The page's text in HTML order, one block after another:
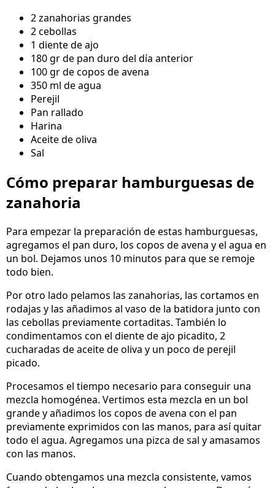
2 zanahorias grandes
2 cebollas
1 diente de ajo
180 gr de pan duro del día anterior
100 gr de copos de avena
350 ml de agua
Perejil
Pan rallado
Harina
Aceite de oliva
Sal
Cómo preparar hamburguesas de
zanahoria
Para empezar la preparación de estas hamburguesas,
agregamos el pan duro, los copos de avena y el agua en
un bol. Dejamos unos 10 minutos para que se remoje
todo bien.
Por otro lado pelamos las zanahorias, las cortamos en
rodajas y las añadimos al vaso de la batidora junto con
las cebollas previamente cortaditas. También lo
condimentamos con el diente de ajo picadito, 2
cucharadas de aceite de oliva y un poco de perejil
picado.
Procesamos el tiempo necesario para conseguir una
mezcla homogénea. Vertimos esta mezcla en un bol
grande y añadimos los copos de avena con el pan
previamente exprimidos con las manos, para así quitar
todo el agua. Agregamos una pizca de sal y amasamos
con las manos.
Cuando obtengamos una mezcla consistente, vamos